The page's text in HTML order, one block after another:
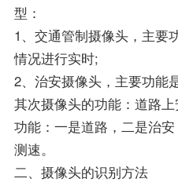
型：
1、交通管制摄像头，主要
情况进行实时;
2、治安摄像头，主要功能
其次摄像头的功能：道路
功能：一是道路，二是治
测速。
二、摄像头的识别方法